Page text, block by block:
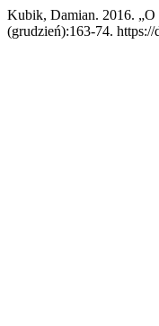
Kubik, Damian. 2016. „O
(grudzień):163-74.